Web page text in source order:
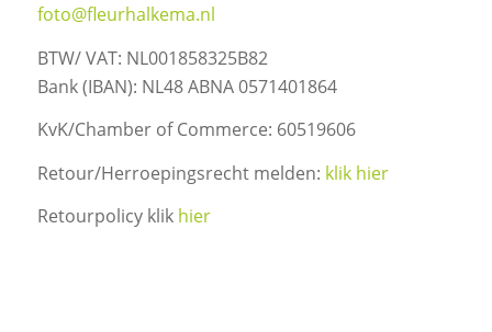
foto@fleurhalkema.nl
BTW/ VAT: NL001858325B82
Bank (IBAN): NL48 ABNA 0571401864
KvK/Chamber of Commerce: 60519606
Retour/Herroepingsrecht melden: klik hier
Retourpolicy klik hier